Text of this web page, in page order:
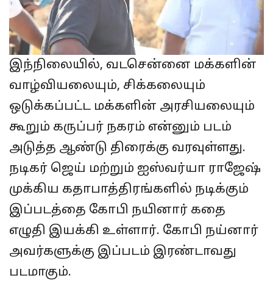
இந்நிலையில், வடசென்னை மக்களின்
வாழ்வியலையும், சிக்கலையும்
ஒடுக்கப்பட்ட மக்களின் அரசியலையும்
கூறும் கருப்பர் நகரம் என்னும் படம்
அடுத்த ஆண்டு திரைக்கு வரவுள்ளது.
நடிகர் ஜெய் மற்றும் ஐஸ்வர்யா ராஜேஷ்
முக்கிய கதாபாத்திரங்களில் நடிக்கும்
இப்படத்தை கோபி நயினார் கதை
எழுதி இயக்கி உள்ளார். கோபி நய்னார்
அவர்களுக்கு இப்படம் இரண்டாவது
படமாகும்.